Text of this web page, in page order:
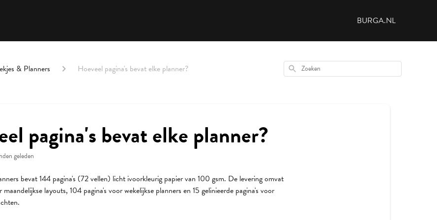
BURGA.NL
& Planners Hoeveel pagina's bevat elke planner? Zoeken
pagina's bevat elke planner?
geleden
bevat 144 pagina's (72 vellen) licht ivoorkleurig papier van 100 gsm. De levering omvat
maandelijkse layouts, 104 pagina's voor wekelijkse planners en 15 gelinieerde pagina's voor